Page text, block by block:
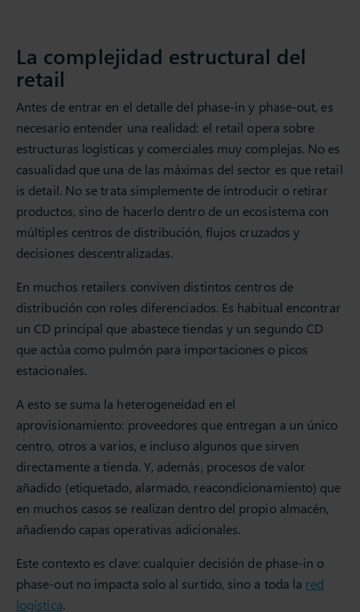
La complejidad estructural del
retail
Antes de entrar en el detalle del phase-in y phase-out, es
necesario entender una realidad: el retail opera sobre
estructuras logísticas y comerciales muy complejas. No es
casualidad que una de las máximas del sector es que retail
is detail. No se trata simplemente de introducir o retirar
productos, sino de hacerlo dentro de un ecosistema con
múltiples centros de distribución, flujos cruzados y
decisiones descentralizadas.
En muchos retailers conviven distintos centros de
distribución con roles diferenciados. Es habitual encontrar
un CD principal que abastece tiendas y un segundo CD
que actúa como pulmón para importaciones o picos
estacionales.
A esto se suma la heterogeneidad en el
aprovisionamiento: proveedores que entregan a un único
centro, otros a varios, e incluso algunos que sirven
directamente a tienda. Y, además, procesos de valor
añadido (etiquetado, alarmado, reacondicionamiento) que
en muchos casos se realizan dentro del propio almacén,
añadiendo capas operativas adicionales.
Este contexto es clave: cualquier decisión de phase-in o
phase-out no impacta solo al surtido, sino a toda la red
logística.